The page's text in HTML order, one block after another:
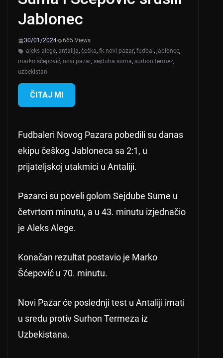
Jablonec
30/01/2024
665 Views
aleks alege, antalija, češka, fk novi pazar, fudbal , jablonec,
marko šćepović, novi pazar, sejduba suma, surhon termez,
uzbekistan
ČITAJ MI
Fudbaleri Novog Pazara pobedili su danas
ekipu češkog Jabloneca sa 2:1, u
prijateljskoj utakmici u Antaliji.
Pazarci su poveli golom Sejdube Sume u
četvrtom minutu, a u 43. minutu izjednačio
je Aleks Alege.
Konačan rezultat postavio je Marko
Šćepović u 70. minutu.
Novi Pazar će poslednji test u Antaliji imati
u sredu protiv Surhon Termeza iz
Uzbekistana.